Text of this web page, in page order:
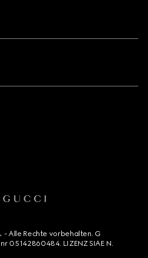
- Alle Rechte vorbehalten. G
05142860484. LIZENZ SIAE N.